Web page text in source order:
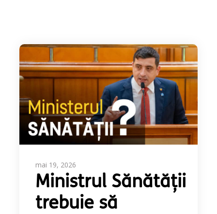
mai 19, 2026
Ministrul Sănătății
trebuie să